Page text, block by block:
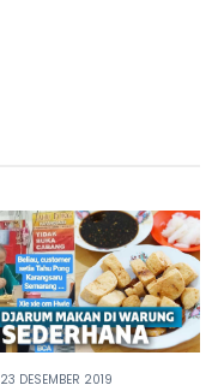
23 DESEMBER 2019